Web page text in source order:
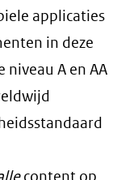
applicaties
in deze
A en AA